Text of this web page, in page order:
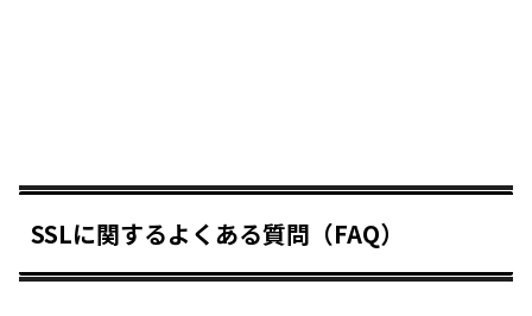
SSLに関するよくある質問（FAQ）